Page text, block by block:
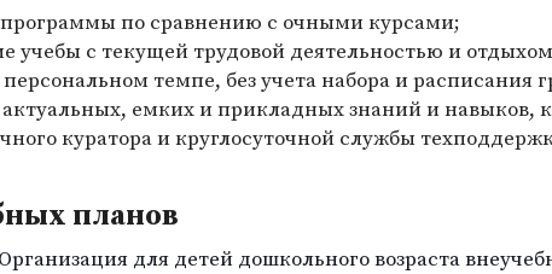
по сравнению с очными курсами;
учебы с текущей трудовой деятельностью и
персональном темпе, без учета набора и расписания
емких и прикладных знаний и навыков,
куратора и круглосуточной службы
планов
для детей дошкольного возраста